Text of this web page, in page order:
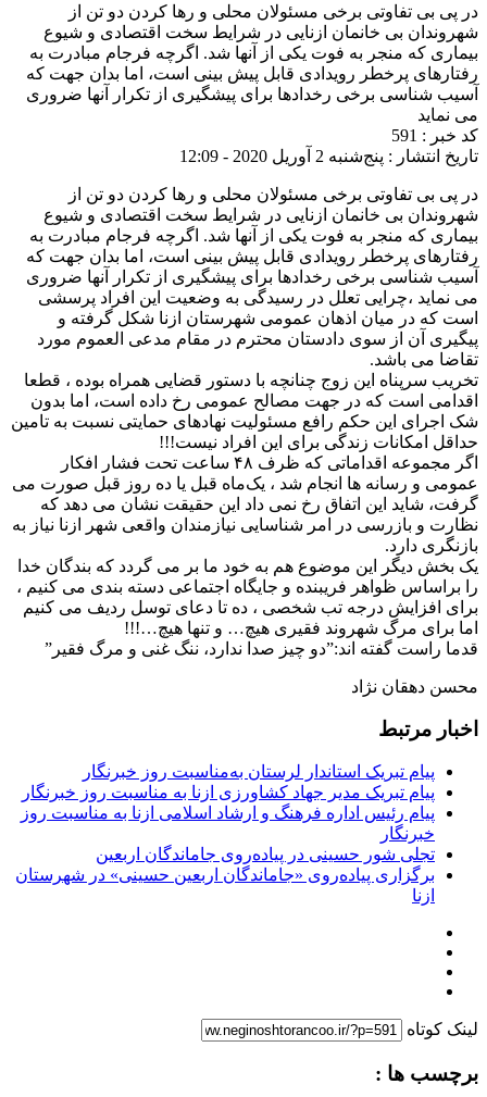
در پی بی تفاوتی برخی مسئولان محلی و رها کردن دو تن از
شهروندان بی خانمان ازنایی در شرایط سخت اقتصادی و شیوع
بیماری که منجر به فوت یکی از آنها شد. اگرچه فرجام مبادرت به
رفتارهای پرخطر رویدادی قابل پیش بینی است، اما بدان جهت که
آسیب شناسی برخی رخدادها برای پیشگیری از تکرار آنها ضروری
می نماید
کد خبر : 591
تاریخ انتشار : پنج‌شنبه 2 آوریل 2020 - 12:09
در پی بی تفاوتی برخی مسئولان محلی و رها کردن دو تن از
شهروندان بی خانمان ازنایی در شرایط سخت اقتصادی و شیوع
بیماری که منجر به فوت یکی از آنها شد. اگرچه فرجام مبادرت به
رفتارهای پرخطر رویدادی قابل پیش بینی است، اما بدان جهت که
آسیب شناسی برخی رخدادها برای پیشگیری از تکرار آنها ضروری
می نماید ،چرایی تعلل در رسیدگی به وضعیت این افراد پرسشی
است که در میان اذهان عمومی شهرستان ازنا شکل گرفته و
پیگیری آن از سوی دادستان محترم در مقام ‌مدعی العموم مورد
تقاضا می باشد.
تخریب سرپناه این زوج چنانچه با دستور قضایی همراه بوده ، قطعا
اقدامی است که در جهت مصالح عمومی رخ داده است، اما بدون
شک اجرای این حکم رافع مسئولیت نهادهای حمایتی نسبت به تامین
حداقل امکانات زندگی برای این افراد نیست!!!
اگر مجموعه اقداماتی که ظرف ۴۸ ساعت تحت فشار افکار
عمومی و رسانه ها انجام شد ، یک‌ماه قبل یا ده روز قبل صورت می
گرفت، شاید این اتفاق رخ نمی داد این حقیقت ‌نشان می دهد که
نظارت و بازرسی در امر شناسایی نیازمندان واقعی شهر ازنا نیاز به
بازنگری دارد.
یک بخش دیگر این موضوع هم به خود ما بر می گردد که بندگان خدا
را براساس ظواهر فریبنده و جایگاه اجتماعی دسته بندی می کنیم ،
برای افزایش درجه تب شخصی ، ده تا دعای توسل ردیف می کنیم
اما برای مرگ شهروند فقیری هیچ… و تنها هیچ…!!!
قدما راست گفته اند:”دو چیز صدا ندارد، ننگ غنی و مرگ فقیر”
محسن دهقان نژاد
اخبار مرتبط
پیام تبریک استاندار لرستان به‌مناسبت روز خبرنگار
پیام تبریک مدیر جهاد کشاورزی ازنا به مناسبت روز خبرنگار
پیام رئیس اداره فرهنگ و ارشاد اسلامی ازنا به مناسبت روز
خبرنگار
تجلی شور حسینی در پیاده‌روی جاماندگان اربعین
برگزاری پیاده‌روی «جاماندگان اربعین حسینی» در شهرستان
ازنا
لینک کوتاه
برچسب ها :